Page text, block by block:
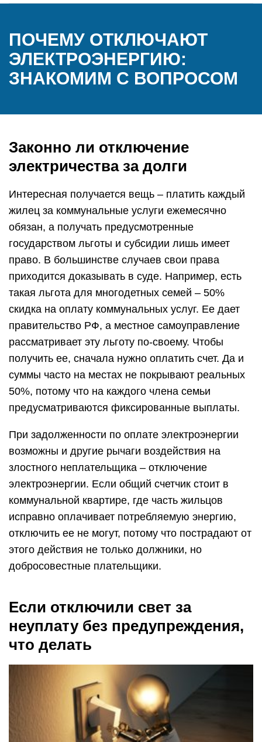
ПОЧЕМУ ОТКЛЮЧАЮТ
ЭЛЕКТРОЭНЕРГИЮ:
ЗНАКОМИМ С ВОПРОСОМ
Законно ли отключение
электричества за долги
Интересная получается вещь – платить каждый
жилец за коммунальные услуги ежемесячно
обязан, а получать предусмотренные
государством льготы и субсидии лишь имеет
право. В большинстве случаев свои права
приходится доказывать в суде. Например, есть
такая льгота для многодетных семей – 50%
скидка на оплату коммунальных услуг. Ее дает
правительство РФ, а местное самоуправление
рассматривает эту льготу по-своему. Чтобы
получить ее, сначала нужно оплатить счет. Да и
суммы часто на местах не покрывают реальных
50%, потому что на каждого члена семьи
предусматриваются фиксированные выплаты.
При задолженности по оплате электроэнергии
возможны и другие рычаги воздействия на
злостного неплательщика – отключение
электроэнергии. Если общий счетчик стоит в
коммунальной квартире, где часть жильцов
исправно оплачивает потребляемую энергию,
отключить ее не могут, потому что пострадают от
этого действия не только должники, но
добросовестные плательщики.
Если отключили свет за
неуплату без предупреждения,
что делать